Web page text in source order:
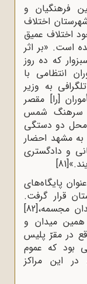
فرهنگیان و
اختلاف
اختلاف عمیق
است. «بر اثر
که ده روز
انتظامی با
به وزیر
[را] مقصر
سرهنگ شمس
محل دو دستگی
به مشهد احضار
و دادگستری
[81]
پایگاه‌های
قرار گرفت.
مجسمه،[82]
همین میدان و
در مقرّ پلیس
بود که عموم
در این مراکز